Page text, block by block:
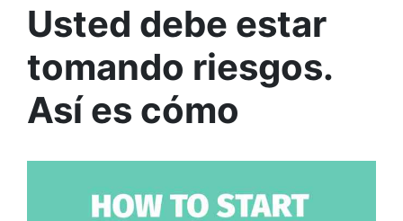
Usted debe estar
tomando riesgos.
Así es cómo